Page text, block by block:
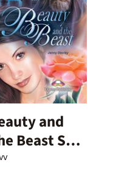
and
Beast Set